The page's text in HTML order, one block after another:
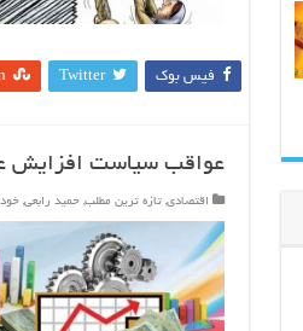
فیس بوک Twitter
عواقب سیاست افزایش
اقتصادی,تازه ترین مطلب,حمید رابعی,